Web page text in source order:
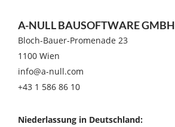
A-NULL BAUSOFTWARE GMBH
Bloch-Bauer-Promenade 23
1100 Wien
info@a-null.com
+43 1 586 86 10
Niederlassung in Deutschland: